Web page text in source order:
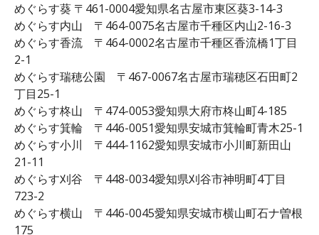
めぐらす葵 〒461-0004愛知県名古屋市東区葵3-14-3
めぐらす内山 〒464-0075名古屋市千種区内山2-16-3
めぐらす香流 〒464-0002名古屋市千種区香流橋1丁目
2-1
めぐらす瑞穂公園 〒467-0067名古屋市瑞穂区石田町2
丁目25-1
めぐらす柊山 〒474-0053愛知県大府市柊山町4-185
めぐらす箕輪 〒446-0051愛知県安城市箕輪町青木25-1
めぐらす小川 〒444-1162愛知県安城市小川町新田山
21-11
めぐらす刈谷 〒448-0034愛知県刈谷市神明町4丁目
723-2
めぐらす横山 〒446-0045愛知県安城市横山町石ナ曽根
175